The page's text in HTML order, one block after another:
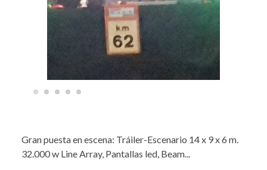
Gran puesta en escena: Tráiler-Escenario 14 x 9 x 6 m.
32.000 w Line Array, Pantallas led, Beam...